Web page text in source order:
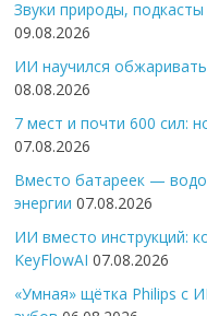
Звуки природы,
09.08.2026
ИИ научился
08.08.2026
7 мест и почти 600 сил:
07.08.2026
Вместо батареек —
энергии 07.08.2026
ИИ вместо инструкций:
KeyFlowAI 07.08.2026
«Умная» щётка Philips с